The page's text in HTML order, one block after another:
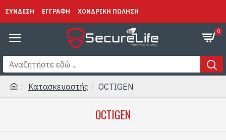
ΣΥΝΔΕΣΗ ΕΓΓΡΑΦΗ ΧΟΝΔΡΙΚΗ ΠΩΛΗΣΗ
0
Κατασκευαστής OCTIGEN
OCTIGEN